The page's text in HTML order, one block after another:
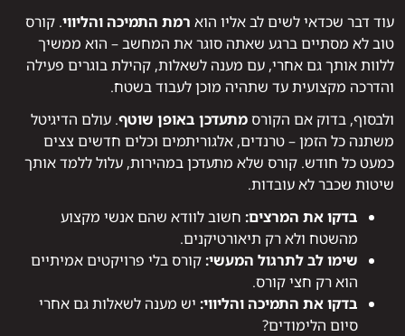
עוד דבר שכדאי לשים לב אליו הוא רמת התמיכה והליווי. קורס
טוב לא מסתיים ברגע שאתה סוגר את המחשב – הוא ממשיך
ללוות אותך גם אחרי, עם מענה לשאלות, קהילת בוגרים פעילה
והדרכה מקצועית עד שתהיה מוכן לעבוד בשטח.
ולבסוף, בדוק אם הקורסמתעדכן באופן שוטף. עולם הדיגיטל
משתנה כל הזמן – טרנדים, אלגוריתמים וכלים חדשים צצים
כמעט כל חודש. קורס שלא מתעדכן במהירות, עלול ללמד אותך
שיטות שכבר לא עובדות.
בדקו את המרצים: חשוב לוודא שהם אנשי מקצוע
מהשטח ולא רק תיאורטיקנים.
שימו לב לתרגול המעשי:קורס בלי פרויקטים אמיתיים
הוא רק חצי קורס.
בדקו את התמיכה והליווי: יש מענה לשאלות גם אחרי
סיום הלימודים?